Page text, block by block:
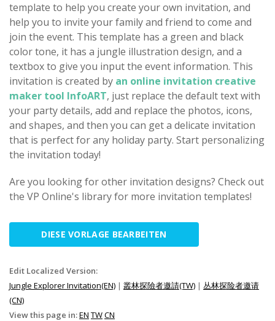
template to help you create your own invitation, and
help you to invite your family and friend to come and
join the event. This template has a green and black
color tone, it has a jungle illustration design, and a
textbox to give you input the event information. This
invitation is created by an online invitation creative
maker tool InfoART, just replace the default text with
your party details, add and replace the photos, icons,
and shapes, and then you can get a delicate invitation
that is perfect for any holiday party. Start personalizing
the invitation today!
Are you looking for other invitation designs? Check out
the VP Online's library for more invitation templates!
DIESE VORLAGE BEARBEITEN
Edit Localized Version:
Jungle Explorer Invitation(EN) | 叢林探險者邀請(TW) | 丛林探险者邀请
(CN)
View this page in:EN TWCN